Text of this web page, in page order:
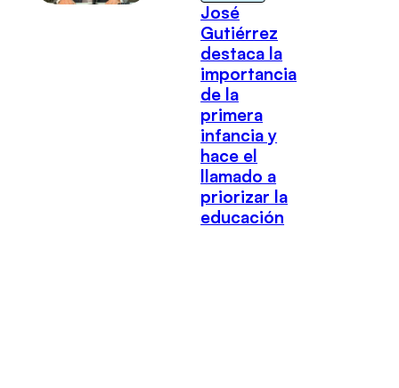
José
Gutiérrez
destaca la
importancia
de la
primera
infancia y
hace el
llamado a
priorizar la
educación